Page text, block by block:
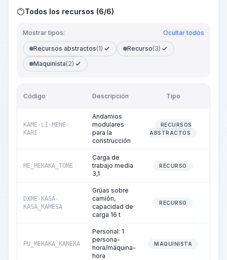
Todos los recursos (6/6)
Mostrar tipos: Ocultar todos
Recursos abstractos(1) Recurso(3)
Maquinista(2)
Código Descripción Tipo
KAME-LI-MENE-
KARI
Andamios
modulares
para la
construcción
RECURSOS
ABSTRACTOS
ME_MEKAKA_TOME
Carga de
trabajo media
3,1
RECURSO
DXME-KASA-
KASA_KAMESA
Grúas sobre
camión,
capacidad de
carga 16 t
RECURSO
PU_MEKAKA_KANEKA
Personal: 1
persona-
hora/máquina-
hora
MAQUINISTA